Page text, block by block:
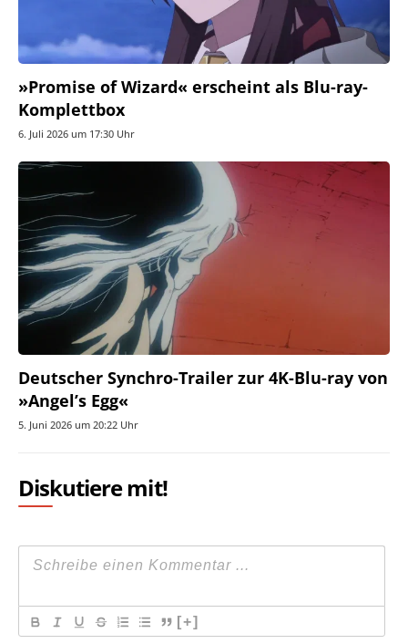
»Promise of Wizard« erscheint als Blu-ray-
Komplettbox
6. Juli 2026 um 17:30 Uhr
Deutscher Synchro-Trailer zur 4K-Blu-ray von
»Angel’s Egg«
5. Juni 2026 um 20:22 Uhr
Diskutiere mit!
[+]